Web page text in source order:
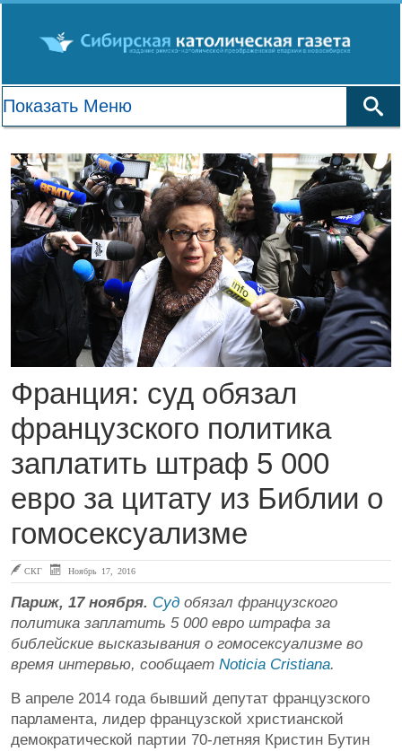
Франция: суд обязал
французского политика
заплатить штраф 5 000
евро за цитату из Библии о
гомосексуализме
СКГ Ноябрь 17, 2016
Париж, 17 ноября. Суд обязал французского
политика заплатить 5 000 евро штрафа за
библейские высказывания о гомосексуализме во
время интервью, сообщает Noticia Cristiana.
В апреле 2014 года бывший депутат французского
парламента, лидер французской христианской
демократической партии 70-летняя Кристин Бутин